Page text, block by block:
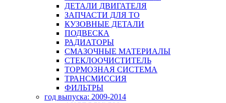
ДЕТАЛИ ДВИГАТЕЛЯ
ЗАПЧАСТИ ДЛЯ ТО
КУЗОВНЫЕ ДЕТАЛИ
ПОДВЕСКА
РАДИАТОРЫ
СМАЗОЧНЫЕ МАТЕРИАЛЫ
СТЕКЛООЧИСТИТЕЛЬ
ТОРМОЗНАЯ СИСТЕМА
ТРАНСМИССИЯ
ФИЛЬТРЫ
год выпуска: 2009-2014